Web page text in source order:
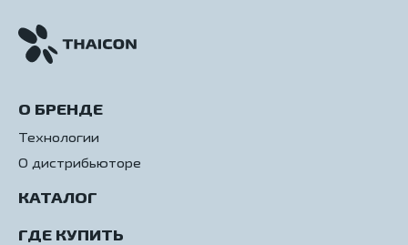
О БРЕНДЕ
Технологии
О дистрибьюторе
КАТАЛОГ
ГДЕ КУПИТЬ